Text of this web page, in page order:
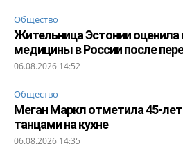
Общество
Жительница Эстонии оценила
медицины в России после
06.08.2026 14:52
Общество
Меган Маркл отметила 45-
танцами на кухне
06.08.2026 14:35